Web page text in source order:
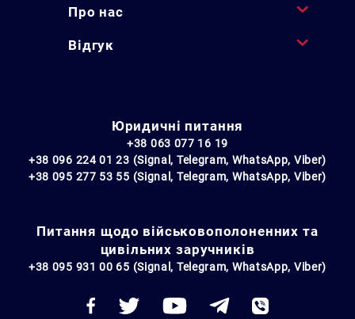
Про нас
Відгук
Юридичні питання
+38 063 077 16 19
+38 096 224 01 23 (Signal, Telegram, WhatsApp, Viber)
+38 095 277 53 55 (Signal, Telegram, WhatsApp, Viber)
Питання щодо військовополоненних та
цивільних заручників
+38 095 931 00 65 (Signal, Telegram, WhatsApp, Viber)